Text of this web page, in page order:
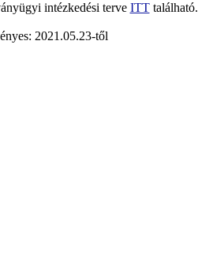
intézkedési terve ITTtalálható.
2021.05.23-től